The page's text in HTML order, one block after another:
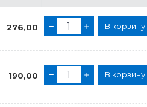
276,00 В корзину
190,00 В корзину